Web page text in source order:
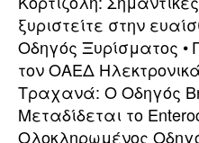
ξυριστείτε στην
Οδηγός Ξυρίσματος •
τον ΟΑΕΔ
Τραχανά: Ο Οδηγός
Μεταδίδεται το
Ολοκληρωμένος